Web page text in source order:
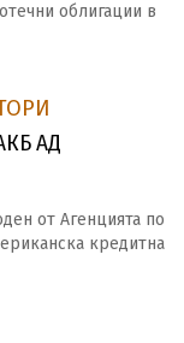
облигации в
АД
от Агенцията по
кредитна